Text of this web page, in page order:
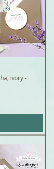
ivory -